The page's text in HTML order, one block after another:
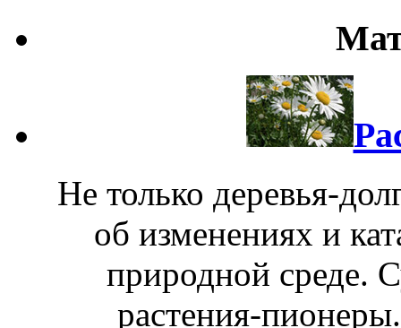
Не только деревья-
об изменениях и
природной среде.
растения-